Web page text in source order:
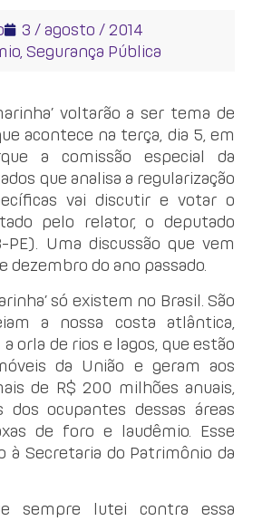
3 / agosto / 2014
Segurança Pública
voltarão a ser tema de
acontece na terça, dia 5, em
a comissão especial da
que analisa a regularização
vai discutir e votar o
pelo relator, o deputado
PE). Uma discussão que vem
dezembro do ano passado.
só existem no Brasil. São
a nossa costa atlântica,
orla de rios e lagos, que estão
da União e geram aos
de R$ 200 milhões anuais,
dos ocupantes dessas áreas
de foro e laudêmio. Esse
à Secretaria do Patrimônio da
sempre lutei contra essa